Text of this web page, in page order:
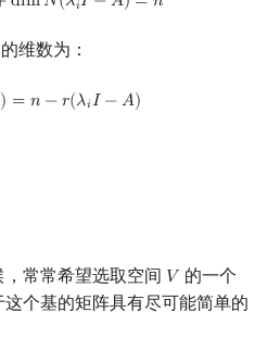
Dev-C++
CLion
Geany
Sublime Text
文件操作
Lambda 表达式
pb_ds
编译优化
归并排序
堆排序
桶排序
Tim 排序
AVL 树
红黑树
左偏红黑树
虚树
树分治
动态树分治
树上随机游走
dim𝑁(𝜆𝑖𝐼 −𝐴) = 𝑛
的维数为：
) = 𝑛 −𝑟(𝜆𝑖𝐼 −𝐴)
( λi) =n−r(λiI −A)
常常希望选取空间 𝑉
V 的一个
个基的矩阵具有尽可能简单的